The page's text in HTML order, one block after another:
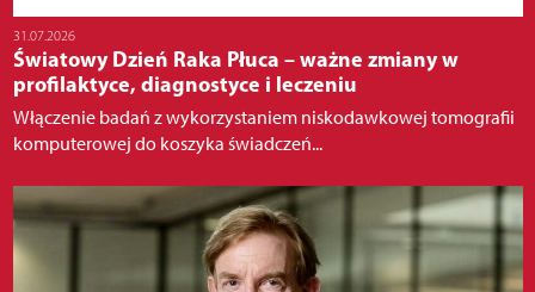
31.07.2026
Światowy Dzień Raka Płuca – ważne zmiany w
profilaktyce, diagnostyce i leczeniu
Włączenie badań z wykorzystaniem niskodawkowej tomografii
komputerowej do koszyka świadczeń...